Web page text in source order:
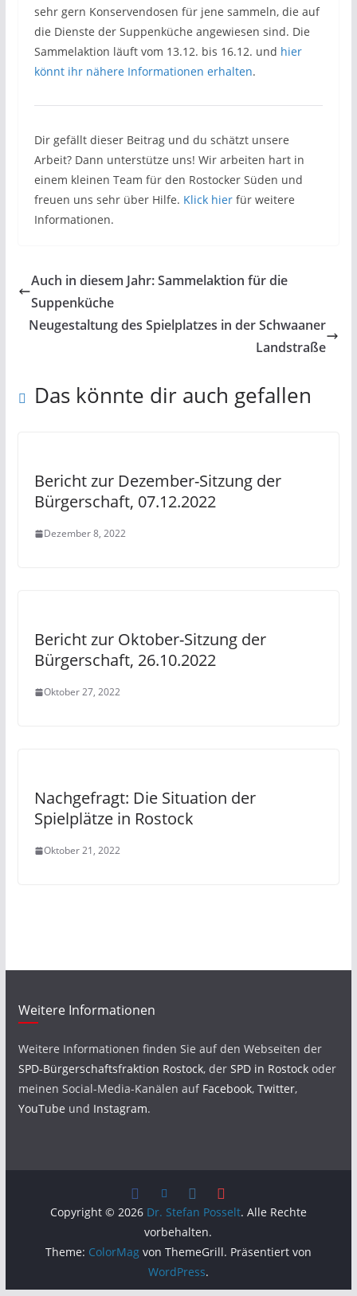
sehr gern Konservendosen für jene sammeln, die auf
die Dienste der Suppenküche angewiesen sind. Die
Sammelaktion läuft vom 13.12. bis 16.12. und hier
könnt ihr nähere Informationen erhalten.
Dir gefällt dieser Beitrag und du schätzt unsere
Arbeit? Dann unterstütze uns! Wir arbeiten hart in
einem kleinen Team für den Rostocker Süden und
freuen uns sehr über Hilfe. Klick hierfür weitere
Informationen.
Auch in diesem Jahr: Sammelaktion für die
Suppenküche
Neugestaltung des Spielplatzes in der Schwaaner
Landstraße
Das könnte dir auch gefallen
Bericht zur Dezember-Sitzung der
Bürgerschaft, 07.12.2022
Dezember 8, 2022
Bericht zur Oktober-Sitzung der
Bürgerschaft, 26.10.2022
Oktober 27, 2022
Nachgefragt: Die Situation der
Spielplätze in Rostock
Oktober 21, 2022
Weitere Informationen
Weitere Informationen finden Sie auf den Webseiten der
SPD-Bürgerschaftsfraktion Rostock, der SPD in Rostockoder
meinen Social-Media-Kanälen auf Facebook, Twitter,
YouTube und Instagram.
Copyright © 2026 Dr. Stefan Posselt. Alle Rechte
vorbehalten.
Theme: ColorMagvon ThemeGrill. Präsentiert von
WordPress.